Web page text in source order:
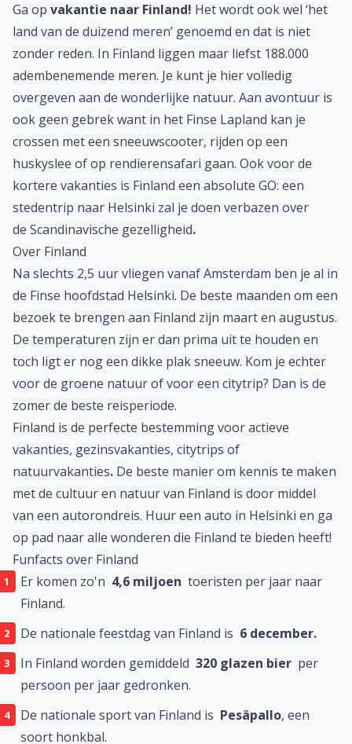
Ga op vakantie naar Finland! Het wordt ook wel ‘het
land van de duizend meren’ genoemd en dat is niet
zonder reden. In Finland liggen maar liefst 188.000
adembenemende meren. Je kunt je hier volledig
overgeven aan de wonderlijke natuur. Aan avontuur is
ook geen gebrek want in het Finse Lapland kan je
crossen met een sneeuwscooter, rijden op een
huskyslee of op rendierensafari gaan. Ook voor de
kortere vakanties is Finland een absolute GO: een
stedentrip naar Helsinki zal je doen verbazen over
de Scandinavische gezelligheid.
Over Finland
Na slechts 2,5 uur vliegen vanaf Amsterdam ben je al in
de Finse hoofdstad Helsinki. De beste maanden om een
bezoek te brengen aan Finland zijn maart en augustus.
De temperaturen zijn er dan prima uit te houden en
toch ligt er nog een dikke plak sneeuw. Kom je echter
voor de groene natuur of voor een citytrip? Dan is de
zomer de beste reisperiode.
Finland is de perfecte bestemming voor actieve
vakanties, gezinsvakanties, citytrips of
natuurvakanties. De beste manier om kennis te maken
met de cultuur en natuur van Finland is door middel
van een autorondreis. Huur een auto in Helsinki en ga
op pad naar alle wonderen die Finland te bieden heeft!
Funfacts over Finland
Er komen zo'n 4,6 miljoen toeristen per jaar naar
Finland.
De nationale feestdag van Finland is 6 december.
In Finland worden gemiddeld 320 glazen bier per
persoon per jaar gedronken.
De nationale sport van Finland is Pesäpallo, een
soort honkbal.